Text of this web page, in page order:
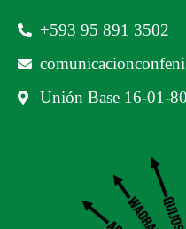
‪+593 95 891 3502‬
Unión Base 16-01-